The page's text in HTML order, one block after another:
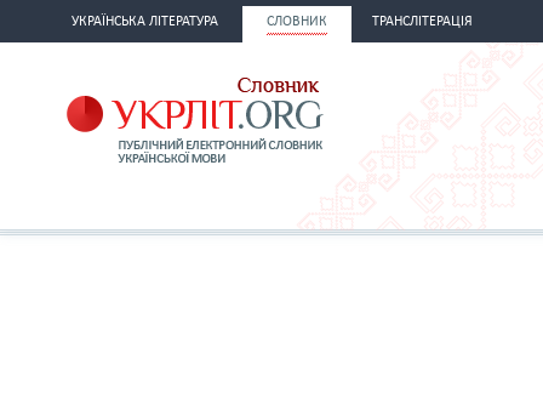
УКРАЇНСЬКА ЛІТЕРАТУРА СЛОВНИК ТРАНСЛІТЕРАЦІЯ